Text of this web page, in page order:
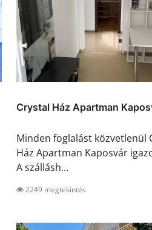
Crystal Ház Apartman
Minden foglalást közvetlenül
Ház Apartman Kaposvár
A szállásh...
2249 megtekintés